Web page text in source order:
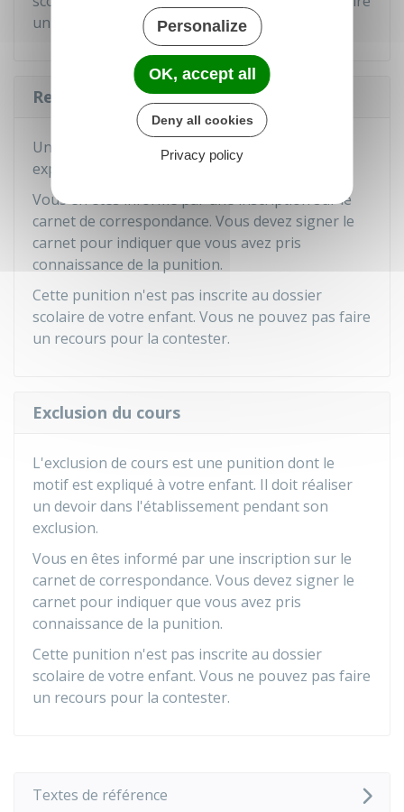
un recours pour la contester.
Retenue
Une retenue est une punition dont le motif est
expliqué à votre enfant.
Vous en êtes informé par une inscription sur le
carnet de correspondance. Vous devez signer le
carnet pour indiquer que vous avez pris
connaissance de la punition.
Cette punition n'est pas inscrite au dossier
scolaire de votre enfant. Vous ne pouvez pas faire
un recours pour la contester.
Exclusion du cours
L'exclusion de cours est une punition dont le
motif est expliqué à votre enfant. Il doit réaliser
un devoir dans l'établissement pendant son
exclusion.
Vous en êtes informé par une inscription sur le
carnet de correspondance. Vous devez signer le
carnet pour indiquer que vous avez pris
connaissance de la punition.
Cette punition n'est pas inscrite au dossier
scolaire de votre enfant. Vous ne pouvez pas faire
un recours pour la contester.
Textes de référence
Personalize
OK, accept all
Deny all cookies
Privacy policy